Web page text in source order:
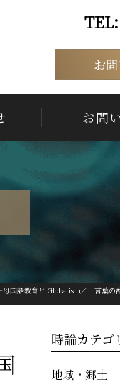
お
お問
国語教育と Globalism／「言葉の
時論カテゴ
地域・郷土